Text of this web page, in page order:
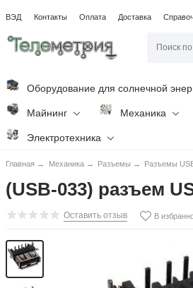
ВЭД Контакты Оплата Доставка
Оборудование для солнечной
Майнинг Механика
Электротехника
Главная → Механика → Разъемы → Разъемы
(USB-033) разъем
Оставить отзыв В